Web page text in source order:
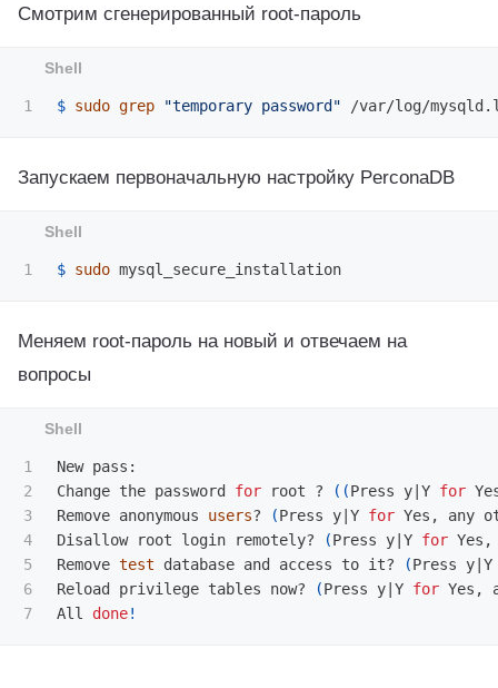
Смотрим сгенерированный root-пароль
$ sudo grep "temporary password"
Запускаем первоначальную настройку PerconaDB
$ sudo
Меняем root-пароль на новый и отвечаем на
вопросы
1
2
3
4
5
6
New pass:
Change the password for root ? ((Press y|Y for
Remove anonymous users? (Press y|Y for Yes, any
Disallow root login remotely?
(Press y|Y for
Remove test database and access to it? (Press
Reload privilege tables now?
(Press y|Y for Yes,
All done!